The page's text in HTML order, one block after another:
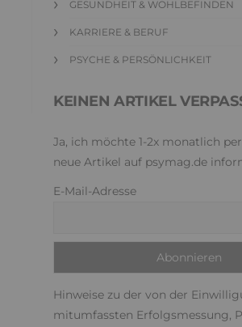
GESUNDHEIT & WOHLBEFINDEN
KARRIERE & BERUF
PSYCHE & PERSÖNLICHKEIT
KEINEN ARTIKEL
Ja, ich möchte 1-2x monatlich
neue Artikel auf psymag.de
E-Mail-Adresse
Hinweise zu der von der
mitumfassten Erfolgsmessung,